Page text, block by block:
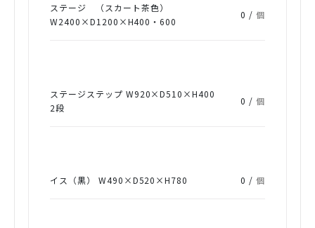
ステージ （スカート茶色）
W2400×D1200×H400・600
0 /個
ステージステップ W920×D510×H400
2段
0 /個
イス（黒） W490×D520×H780 0 /個